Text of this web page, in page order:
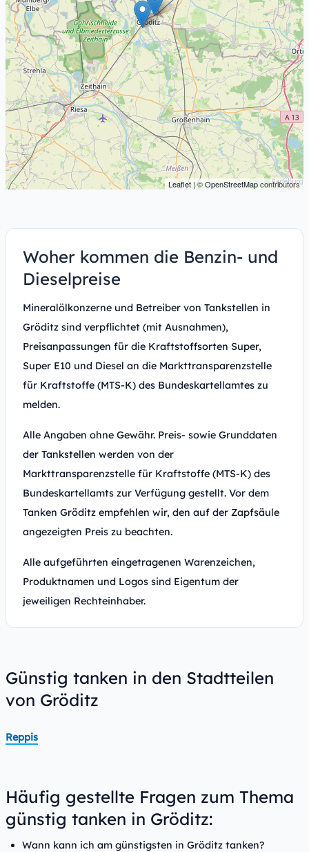
Leaflet | ©OpenStreetMapcontributors
Woher kommen die Benzin- und
Dieselpreise
Mineralölkonzerne und Betreiber von Tankstellen in
Gröditz sind verpflichtet (mit Ausnahmen),
Preisanpassungen für die Kraftstoffsorten Super,
Super E10 und Diesel an die Markttransparenzstelle
für Kraftstoffe (MTS-K) des Bundeskartellamtes zu
melden.
Alle Angaben ohne Gewähr. Preis- sowie Grunddaten
der Tankstellen werden von der
Markttransparenzstelle für Kraftstoffe (MTS-K) des
Bundeskartellamts zur Verfügung gestellt. Vor dem
Tanken Gröditz empfehlen wir, den auf der Zapfsäule
angezeigten Preis zu beachten.
Alle aufgeführten eingetragenen Warenzeichen,
Produktnamen und Logos sind Eigentum der
jeweiligen Rechteinhaber.
Günstig tanken in den Stadtteilen
von Gröditz
Reppis
Häufig gestellte Fragen zum Thema
günstig tanken in Gröditz:
Wann kann ich am günstigsten in Gröditz tanken?